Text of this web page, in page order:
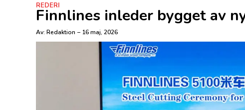
REDERI
Finnlines inleder bygget av
Av: Redaktion – 16 maj, 2026